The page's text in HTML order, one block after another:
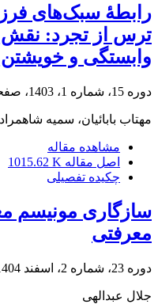
رابطۀ سبک‌های
ترس از تجرد:
وابستگی و خویشتن
دوره 15، شماره 1، 1403، صفحه
مهتاب بابائیان، سمیه
مشاهده مقاله
اصل مقاله 1015.62 K
چکیده تفصیلی
سازگاری مونیسم
معرفتی
دوره 23، شماره 2، اسفند 1404، صفحه
جلال عبدالهی